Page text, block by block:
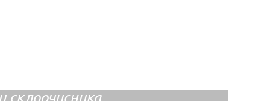
склоочисника